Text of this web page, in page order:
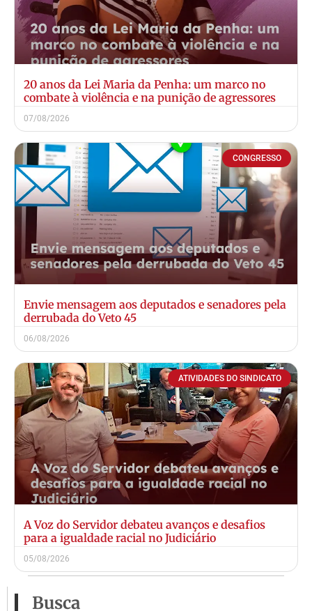
20 anos da Lei Maria da Penha: um marco no
combate à violência e na punição de agressores
07/08/2026
CONGRESSO
Envie mensagem aos deputados e senadores pela
derrubada do Veto 45
06/08/2026
ATIVIDADES DO SINDICATO
A Voz do Servidor debateu avanços e desafios
para a igualdade racial no Judiciário
05/08/2026
Busca